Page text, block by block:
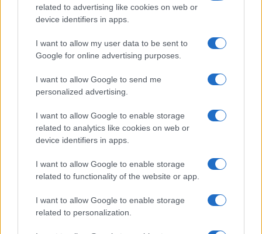
related to advertising like cookies on web or
device identifiers in apps.
I want to allow my user data to be sent to
Google for online advertising purposes.
I want to allow Google to send me
personalized advertising.
I want to allow Google to enable storage
related to analytics like cookies on web or
device identifiers in apps.
I want to allow Google to enable storage
related to functionality of the website or app.
I want to allow Google to enable storage
related to personalization.
Sportmagazine: notizie, approfondimenti e classifiche su
calcio, basket, tennis, ciclismo, motori, Formula 1,
nazionali e internazionali, gli highlight delle partite, le
interviste ai protagonisti e i risultati in tempo reale di tutte
SEZIONI
Calcio
Basket
Motori
Altri sport